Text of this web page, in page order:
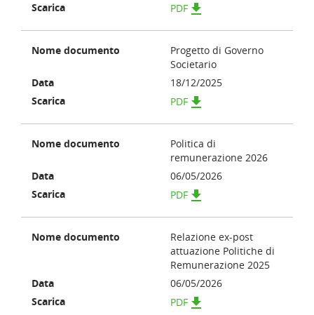
PDF get_app
Progetto di Governo
Societario
18/12/2025
PDF get_app
Politica di
remunerazione 2026
06/05/2026
PDF get_app
Relazione ex-post
attuazione Politiche di
Remunerazione 2025
06/05/2026
PDF get_app